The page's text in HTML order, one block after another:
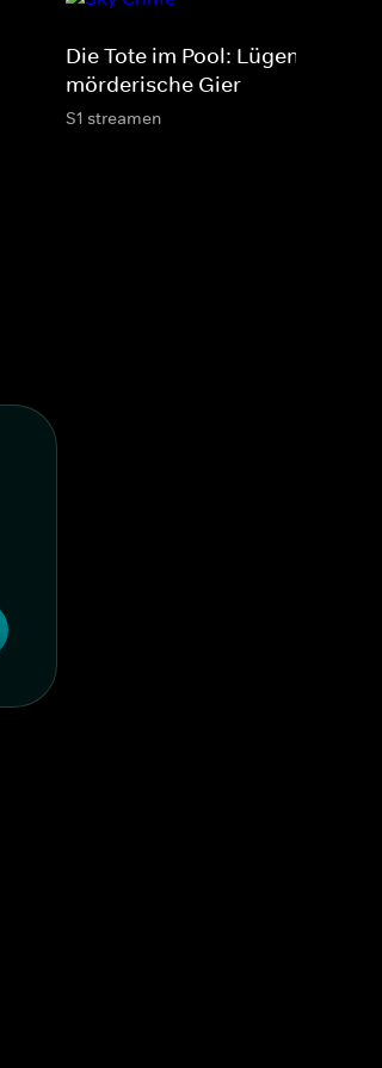
Die Tote im Pool: Lügen, Betrug
mörderische Gier
S1 streamen